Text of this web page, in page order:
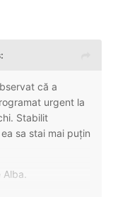
că a
urgent la
Stabilit
sa stai mai puțin